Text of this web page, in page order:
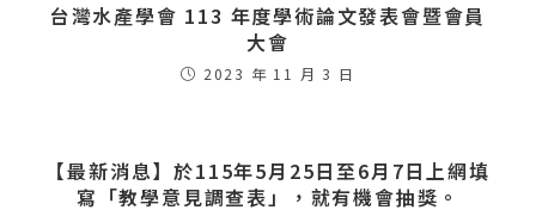
台灣水產學會 113 年度學術論文發表會暨會員
大會
2023 年 11 月 3 日
【最新消息】於115年5月25日至6月7日上網填
寫「教學意見調查表」，就有機會抽獎。